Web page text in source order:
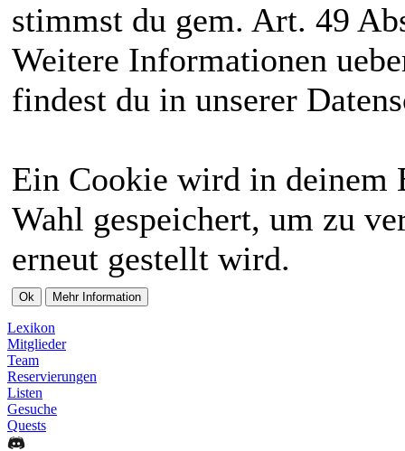
stimmst du gem. Art. 49
Weitere Informationen
findest du in unserer
Ein Cookie wird in deinem
Wahl gespeichert, um zu
erneut gestellt wird.
Lexikon
Mitglieder
Team
Reservierungen
Listen
Gesuche
Quests